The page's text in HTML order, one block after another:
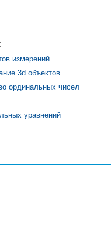
измерений
3d объектов
ординальных чисел
уравнений